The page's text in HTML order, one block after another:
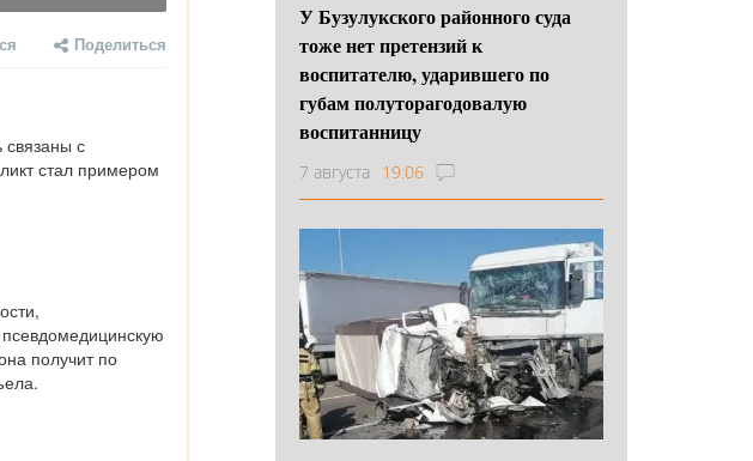
Поделиться
с
стал примером
получит по
У Бузулукского районного суда
тоже нет претензий к
воспитателю, ударившего по
губам полуторагодовалую
воспитанницу
7 августа 19:06